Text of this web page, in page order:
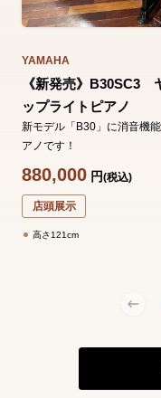
YAMAHA
《新発売》B30SC3
ップライトピアノ
新モデル「B30」に消音機
アノです！
880,000円(税込)
店頭展示
高さ121cm